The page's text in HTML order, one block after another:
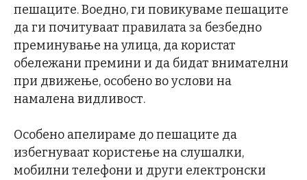
пешаците. Воедно, ги повикуваме пешаците
да ги почитуваат правилата за безбедно
преминување на улица, да користат
обележани премини и да бидат внимателни
при движење, особено во услови на
намалена видливост.
Особено апелираме до пешаците да
избегнуваат користење на слушалки,
мобилни телефони и други електронски